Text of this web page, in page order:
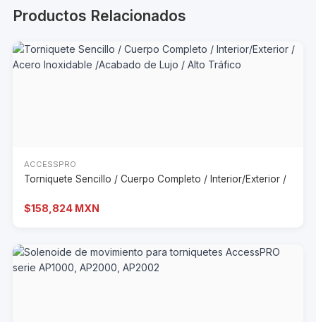
Productos Relacionados
ACCESSPRO
Torniquete Sencillo / Cuerpo Completo / Interior/Exterior /
$158,824 MXN